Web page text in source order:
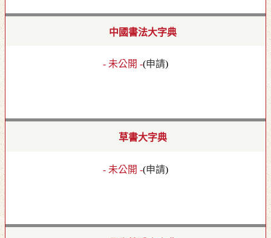
中國書法大字典
- 未公開 -(申請)
草書大字典
- 未公開 -(申請)